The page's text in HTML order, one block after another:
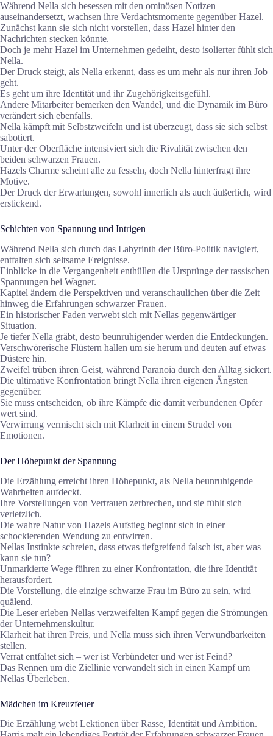
Während Nella sich besessen mit den ominösen Notizen
auseinandersetzt, wachsen ihre Verdachtsmomente gegenüber Hazel.
Zunächst kann sie sich nicht vorstellen, dass Hazel hinter den
Nachrichten stecken könnte.
Doch je mehr Hazel im Unternehmen gedeiht, desto isolierter fühlt sich
Nella.
Der Druck steigt, als Nella erkennt, dass es um mehr als nur ihren Job
geht.
Es geht um ihre Identität und ihr Zugehörigkeitsgefühl.
Andere Mitarbeiter bemerken den Wandel, und die Dynamik im Büro
verändert sich ebenfalls.
Nella kämpft mit Selbstzweifeln und ist überzeugt, dass sie sich selbst
sabotiert.
Unter der Oberfläche intensiviert sich die Rivalität zwischen den
beiden schwarzen Frauen.
Hazels Charme scheint alle zu fesseln, doch Nella hinterfragt ihre
Motive.
Der Druck der Erwartungen, sowohl innerlich als auch äußerlich, wird
erstickend.
Schichten von Spannung und Intrigen
Während Nella sich durch das Labyrinth der Büro-Politik navigiert,
entfalten sich seltsame Ereignisse.
Einblicke in die Vergangenheit enthüllen die Ursprünge der rassischen
Spannungen bei Wagner.
Kapitel ändern die Perspektiven und veranschaulichen über die Zeit
hinweg die Erfahrungen schwarzer Frauen.
Ein historischer Faden verwebt sich mit Nellas gegenwärtiger
Situation.
Je tiefer Nella gräbt, desto beunruhigender werden die Entdeckungen.
Verschwörerische Flüstern hallen um sie herum und deuten auf etwas
Düstere hin.
Zweifel trüben ihren Geist, während Paranoia durch den Alltag sickert.
Die ultimative Konfrontation bringt Nella ihren eigenen Ängsten
gegenüber.
Sie muss entscheiden, ob ihre Kämpfe die damit verbundenen Opfer
wert sind.
Verwirrung vermischt sich mit Klarheit in einem Strudel von
Emotionen.
Der Höhepunkt der Spannung
Die Erzählung erreicht ihren Höhepunkt, als Nella beunruhigende
Wahrheiten aufdeckt.
Ihre Vorstellungen von Vertrauen zerbrechen, und sie fühlt sich
verletzlich.
Die wahre Natur von Hazels Aufstieg beginnt sich in einer
schockierenden Wendung zu entwirren.
Nellas Instinkte schreien, dass etwas tiefgreifend falsch ist, aber was
kann sie tun?
Unmarkierte Wege führen zu einer Konfrontation, die ihre Identität
herausfordert.
Die Vorstellung, die einzige schwarze Frau im Büro zu sein, wird
quälend.
Die Leser erleben Nellas verzweifelten Kampf gegen die Strömungen
der Unternehmenskultur.
Klarheit hat ihren Preis, und Nella muss sich ihren Verwundbarkeiten
stellen.
Verrat entfaltet sich – wer ist Verbündeter und wer ist Feind?
Das Rennen um die Ziellinie verwandelt sich in einen Kampf um
Nellas Überleben.
Mädchen im Kreuzfeuer
Die Erzählung webt Lektionen über Rasse, Identität und Ambition.